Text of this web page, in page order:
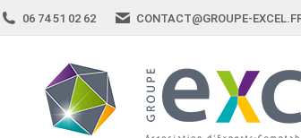
06 74 51 02 62 CONTACT@GROUPE-